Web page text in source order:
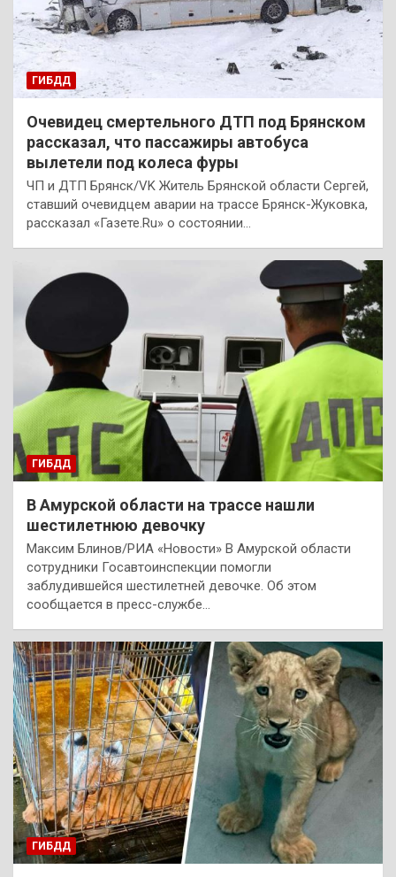
ГИБДД
Очевидец смертельного ДТП под Брянском
рассказал, что пассажиры автобуса
вылетели под колеса фуры
ЧП и ДТП Брянск/VK Житель Брянской области Сергей,
ставший очевидцем аварии на трассе Брянск-Жуковка,
рассказал «Газете.Ru» о состоянии…
ГИБДД
В Амурской области на трассе нашли
шестилетнюю девочку
Максим Блинов/РИА «Новости» В Амурской области
сотрудники Госавтоинспекции помогли
заблудившейся шестилетней девочке. Об этом
сообщается в пресс-службе…
ГИБДД